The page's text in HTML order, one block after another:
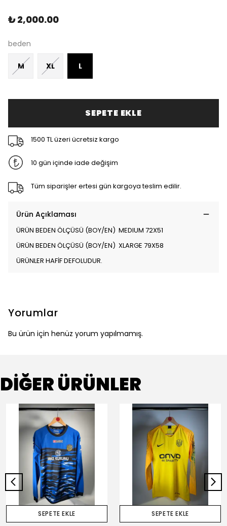
₺ 2,000.00
beden
M XL L
SEPETE EKLE
1500 TL üzeri ücretsiz kargo
10 gün içinde iade değişim
Tüm siparişler ertesi gün kargoya teslim edilir.
Ürün Açıklaması
ÜRÜN BEDEN ÖLÇÜSÜ (BOY/EN) MEDIUM 72X51
ÜRÜN BEDEN ÖLÇÜSÜ (BOY/EN) XLARGE 79X58
ÜRÜNLER HAFİF DEFOLUDUR.
Yorumlar
Bu ürün için henüz yorum yapılmamış.
DİĞER ÜRÜNLER
SEPETE EKLE SEPETE EKLE